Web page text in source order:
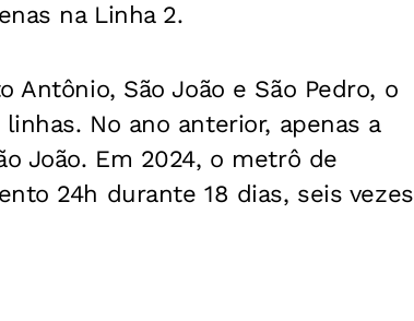
na Linha 2.
Antônio, São João e São Pedro, o
No ano anterior, apenas a
João. Em 2024, o metrô de
24h durante 18 dias, seis vezes